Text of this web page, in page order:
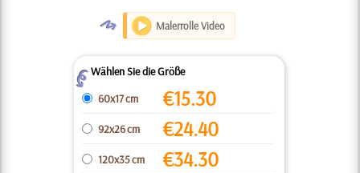
O Malerrolle Video
ZWählen Sie die Größe
60x17 cm
€15.30
92x26 cm €24.40
120x35 cm €34.30